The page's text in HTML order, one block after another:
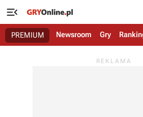

PREMIUM Newsroom Gry